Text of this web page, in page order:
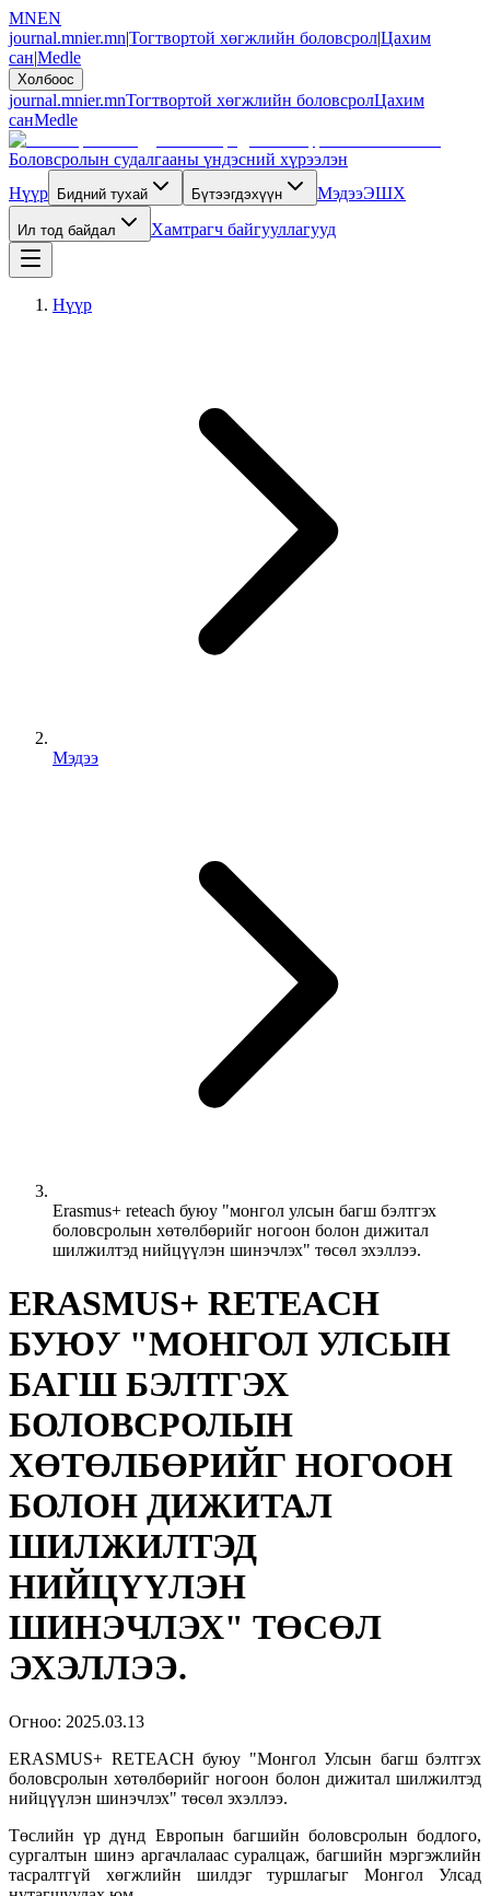
MNEN
journal.mnier.mn|Тогтвортой хөгжлийн боловсрол|Цахим
сан|Medle
Холбоос
journal.mnier.mnТогтвортой хөгжлийн боловсролЦахим
санMedle
Боловсролын судалгааны үндэсний хүрээлэн
Нүүр
Бидний тухай Бүтээгдэхүүн МэдээЭШХ
Ил тод байдал Хамтрагч байгууллагууд
Нүүр
Мэдээ
Erasmus+ reteach буюу "монгол улсын багш бэлтгэх
боловсролын хөтөлбөрийг ногоон болон дижитал
шилжилтэд нийцүүлэн шинэчлэх" төсөл эхэллээ.
ERASMUS+ RETEACH
БУЮУ "МОНГОЛ УЛСЫН
БАГШ БЭЛТГЭХ
БОЛОВСРОЛЫН
ХӨТӨЛБӨРИЙГ НОГООН
БОЛОН ДИЖИТАЛ
ШИЛЖИЛТЭД
НИЙЦҮҮЛЭН
ШИНЭЧЛЭХ" ТӨСӨЛ
ЭХЭЛЛЭЭ.
Огноо: 2025.03.13
ERASMUS+ RETEACH буюу "Монгол Улсын багш бэлтгэх
боловсролын хөтөлбөрийг ногоон болон дижитал шилжилтэд
нийцүүлэн шинэчлэх" төсөл эхэллээ.
Төслийн үр дүнд Европын багшийн боловсролын бодлого,
сургалтын шинэ аргачлалаас суралцаж, багшийн мэргэжлийн
тасралтгүй хөгжлийн шилдэг туршлагыг Монгол Улсад